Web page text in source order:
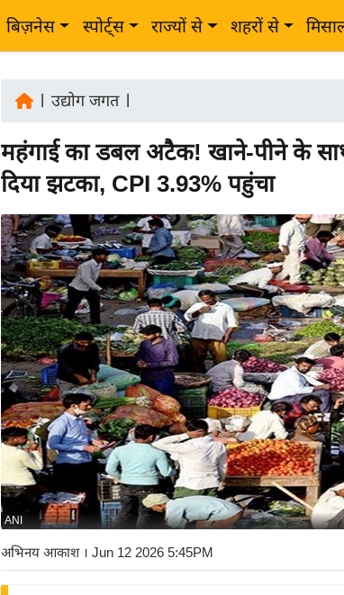
बिज़नेस स्पोर्ट्स राज्यों से शहरों से
उद्योग जगत|
महंगाई का डबल अटैक! खाने-पीने के
दिया झटका, CPI 3.93% पहुंचा
ANI
अभिनय आकाश। Jun 12 2026 5:45PM